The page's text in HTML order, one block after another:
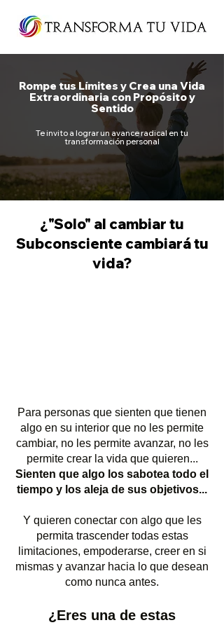
Rompe tus Límites y Crea una Vida
Extraordinaria con Propósito y
Sentido
Te invito a lograr un avance radical en tu
transformación personal
¿"Solo" al cambiar tu
Subconsciente cambiará tu
vida?
Para personas que sienten que tienen
algo en su interior que no les permite
cambiar, no les permite avanzar, no les
permite crear la vida que quieren...
Sienten que algo los sabotea todo el
tiempo y los aleja de sus objetivos...
Y quieren conectar con algo que les
permita trascender todas estas
limitaciones, empoderarse, creer en si
mismas y avanzar hacia lo que desean
como nunca antes.
¿Eres una de estas